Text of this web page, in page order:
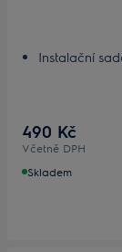
Instalační
490 Kč
Včetně DPH
Skladem